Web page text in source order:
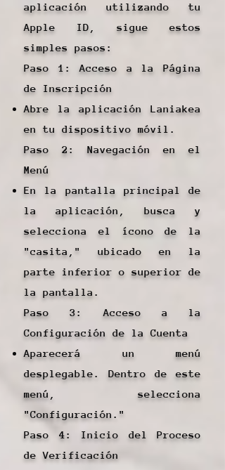
aplicación utilizando tu
Apple ID, sigue estos
simples pasos:
Paso 1: Acceso a la Página
de Inscripción
Abre la aplicación Laniakea
en tu dispositivo móvil.
Paso 2: Navegación en el
Menú
En la pantalla principal de
la aplicación, busca y
selecciona el ícono de la
"casita," ubicado en la
parte inferior o superior de
la pantalla.
Paso 3: Acceso a la
Configuración de la Cuenta
Aparecerá un menú
desplegable. Dentro de este
menú, selecciona
"Configuración."
Paso 4: Inicio del Proceso
de Verificación